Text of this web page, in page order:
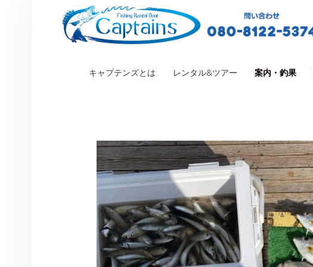
PRIMARY MENU
キャプテンズとは レンタル&ツアー 案内・釣果